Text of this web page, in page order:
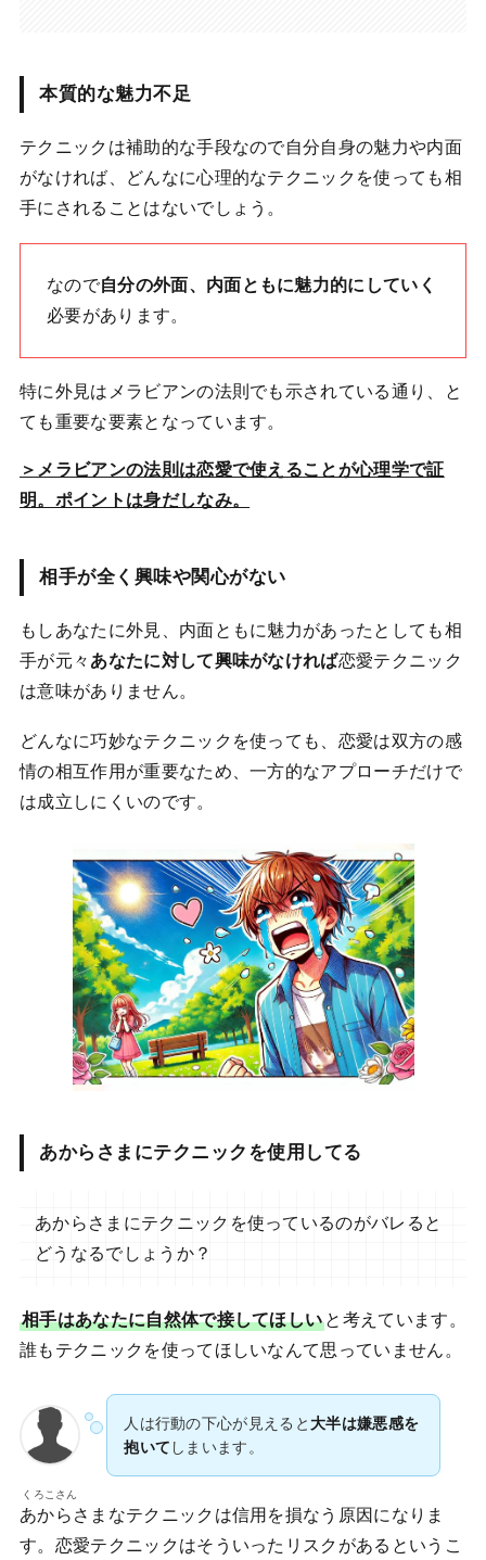
本質的な魅力不足
テクニックは補助的な手段なので自分自身の魅力や内面
がなければ、どんなに心理的なテクニックを使っても相
手にされることはないでしょう。
なので自分の外面、内面ともに魅力的にしていく
必要があります。
特に外見はメラビアンの法則でも示されている通り、と
ても重要な要素となっています。
＞メラビアンの法則は恋愛で使えることが心理学で証
明。ポイントは身だしなみ。
相手が全く興味や関心がない
もしあなたに外見、内面ともに魅力があったとしても相
手が元々 あなたに対して興味がなければ恋愛テクニック
は意味がありません。
どんなに巧妙なテクニックを使っても、恋愛は双方の感
情の相互作用が重要なため、一方的なアプローチだけで
は成立しにくいのです。
あからさまにテクニックを使用してる
あからさまにテクニックを使っているのがバレると
どうなるでしょうか？
相手はあなたに自然体で接してほしい と考えています。
誰もテクニックを使ってほしいなんて思っていません。
くろこさん
人は行動の下心が見えると 大半は嫌悪感を
抱いて しまいます。
あからさまなテクニックは信用を損なう原因になりま
す。恋愛テクニックはそういったリスクがあるというこ